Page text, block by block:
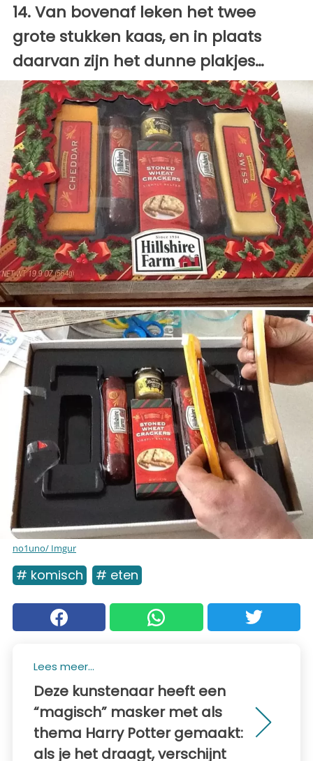
14. Van bovenaf leken het twee
grote stukken kaas, en in plaats
daarvan zijn het dunne plakjes…
no1uno/ Imgur
# komisch # eten
Lees meer...
Deze kunstenaar heeft een
“magisch” masker met als
thema Harry Potter gemaakt:
als je het draagt, verschijnt